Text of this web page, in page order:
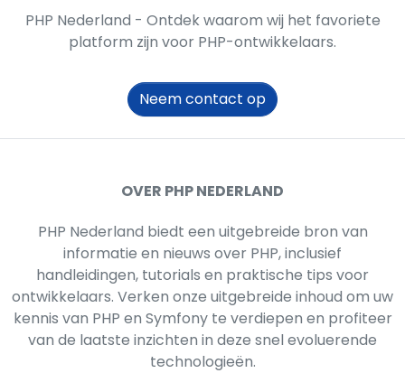
PHP Nederland - Ontdek waarom wij het favoriete
platform zijn voor PHP-ontwikkelaars.
Neem contact op
OVER PHP NEDERLAND
PHP Nederland biedt een uitgebreide bron van
informatie en nieuws over PHP, inclusief
handleidingen, tutorials en praktische tips voor
ontwikkelaars. Verken onze uitgebreide inhoud om uw
kennis van PHP en Symfony te verdiepen en profiteer
van de laatste inzichten in deze snel evoluerende
technologieën.